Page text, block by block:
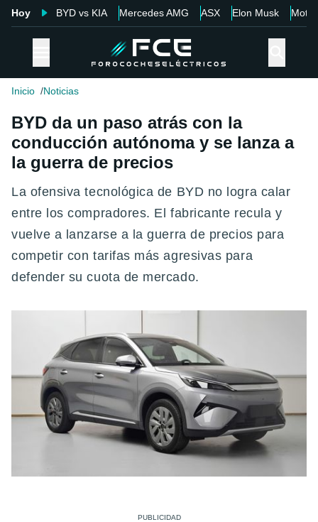
Hoy BYD vs KIA Mercedes AMG ASX Elon Musk Motor
Inicio Noticias
BYD da un paso atrás con la
conducción autónoma y se lanza a
la guerra de precios
La ofensiva tecnológica de BYD no logra calar
entre los compradores. El fabricante recula y
vuelve a lanzarse a la guerra de precios para
competir con tarifas más agresivas para
defender su cuota de mercado.